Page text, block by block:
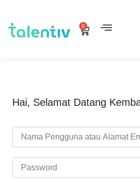
0
Hai, Selamat Datang